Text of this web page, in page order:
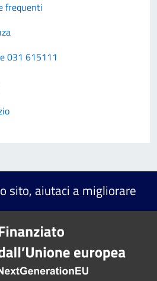
frequenti
031 615111
sito, aiutaci a migliorare